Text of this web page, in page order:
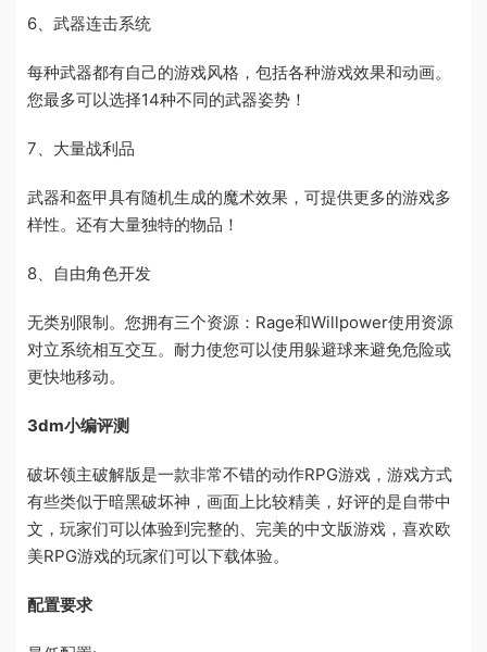
6、武器连击系统
每种武器都有自己的游戏风格，包括各种游戏效果和动画。
您最多可以选择14种不同的武器姿势！
7、大量战利品
武器和盔甲具有随机生成的魔术效果，可提供更多的游戏多
样性。还有大量独特的物品！
8、自由角色开发
无类别限制。您拥有三个资源：Rage和Willpower使用资源
对立系统相互交互。耐力使您可以使用躲避球来避免危险或
更快地移动。
3dm小编评测
破坏领主破解版是一款非常不错的动作RPG游戏，游戏方式
有些类似于暗黑破坏神，画面上比较精美，好评的是自带中
文，玩家们可以体验到完整的、完美的中文版游戏，喜欢欧
美RPG游戏的玩家们可以下载体验。
配置要求